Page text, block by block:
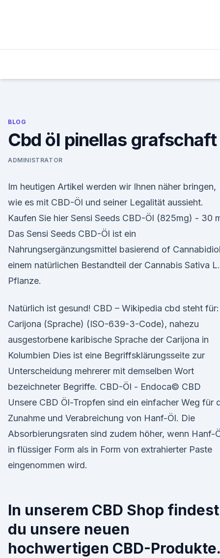
BLOG
Cbd öl pinellas grafschaft
ADMINISTRATOR
Im heutigen Artikel werden wir Ihnen näher bringen,
wie es mit CBD-Öl und seiner Legalität aussieht.
Kaufen Sie hier Sensi Seeds CBD-Öl (825mg) - 30
Das Sensi Seeds CBD-Öl ist ein
Nahrungsergänzungsmittel basierend of
einem natürlichen Bestandteil der Cannabis Sativa L.
Pflanze.
Natürlich ist gesund! CBD – Wikipedia cbd steht für:
Carijona (Sprache) (ISO-639-3-Code), nahezu
ausgestorbene karibische Sprache der Carijona in
Kolumbien Dies ist eine Begriffsklärungsseite zur
Unterscheidung mehrerer mit demselben Wort
bezeichneter Begriffe. CBD-Öl - Endoca© CBD
Unsere CBD Öl-Tropfen sind ein einfacher Weg für
Zunahme und Verabreichung von Hanf-Öl. Die
Absorbierungsraten sind zudem höher, wenn Hanf-
in flüssiger Form als in Form von extrahierter Paste
eingenommen wird.
In unserem CBD Shop findest
du unsere neuen
hochwertigen CBD-Produkte.